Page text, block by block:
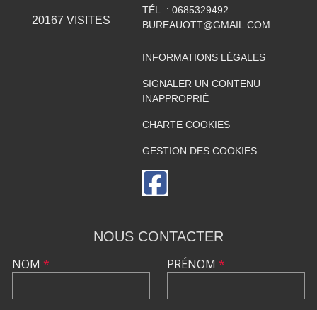
20167 VISITES
TÉL. : 0685329492
BUREAUOTT@GMAIL.COM
INFORMATIONS LÉGALES
SIGNALER UN CONTENU
INAPPROPRIÉ
CHARTE COOKIES
GESTION DES COOKIES
NOUS CONTACTER
NOM * PRÉNOM *